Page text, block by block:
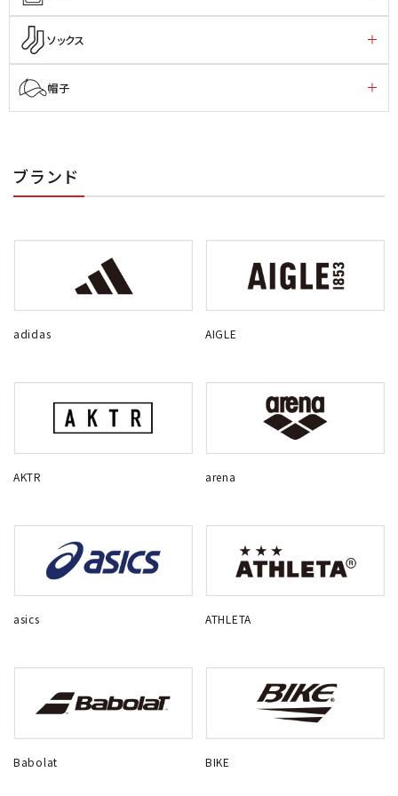
ソックス
帽子
ブランド
adidas AIGLE
AKTR arena
asics ATHLETA
Babolat BIKE